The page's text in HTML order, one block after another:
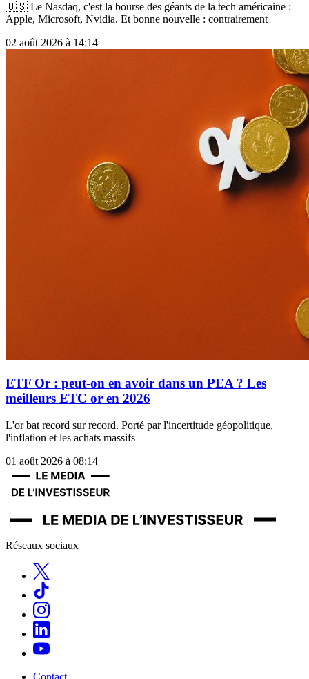
🇺🇸 Le Nasdaq, c'est la bourse des géants de la tech américaine :
Apple, Microsoft, Nvidia. Et bonne nouvelle : contrairement
02 août 2026 à 14:14
ETF Or : peut-on en avoir dans un PEA ? Les
meilleurs ETC or en 2026
L'or bat record sur record. Porté par l'incertitude géopolitique,
l'inflation et les achats massifs
01 août 2026 à 08:14
Réseaux sociaux
Contact